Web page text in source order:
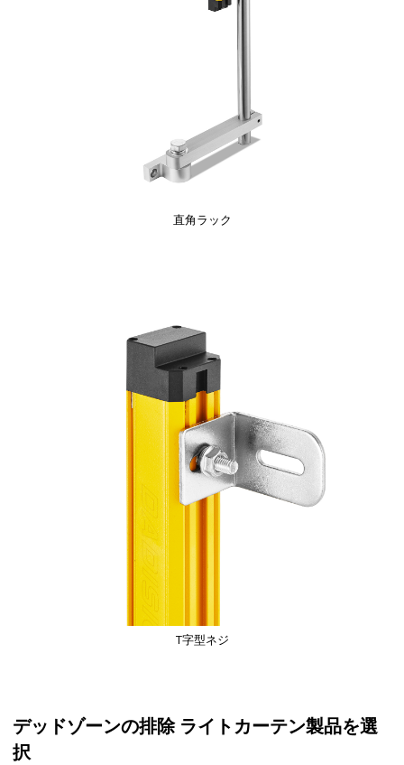
直角ラック
T字型ネジ
デッドゾーンの排除 ライトカーテン製品を選
択